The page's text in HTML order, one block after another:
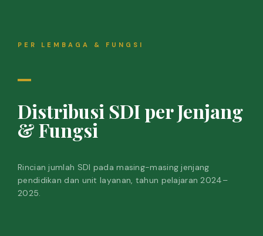
PER LEMBAGA & FUNGSI
Distribusi SDI per Jenjang
& Fungsi
Rincian jumlah SDI pada masing-masing jenjang
pendidikan dan unit layanan, tahun pelajaran 2024–
2025.